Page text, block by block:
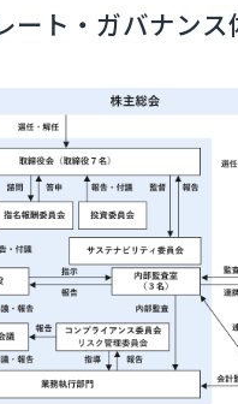
ート・ガバナンス